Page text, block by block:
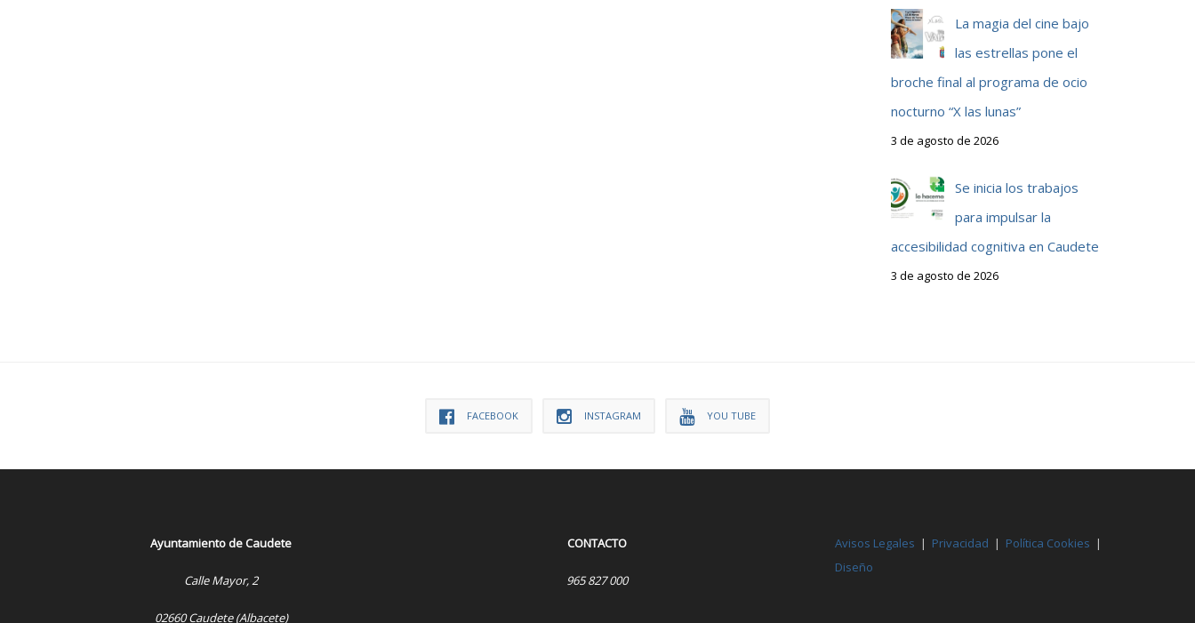
La magia del cine bajo
las estrellas pone el
broche final al programa de ocio
nocturno “X las lunas”
3 de agosto de 2026
Se inicia los trabajos
para impulsar la
accesibilidad cognitiva en Caudete
3 de agosto de 2026
FACEBOOK INSTAGRAM YOU TUBE
Ayuntamiento de Caudete
Calle Mayor, 2
02660 Caudete (Albacete)
CONTACTO
965 827 000
Avisos Legales | Privacidad | Política Cookies |
Diseño